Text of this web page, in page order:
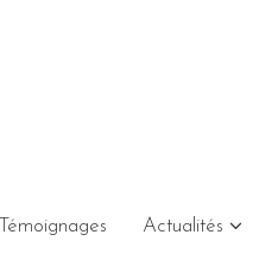
Témoignages Actualités